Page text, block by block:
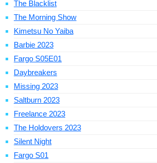
The Blacklist
The Morning Show
Kimetsu No Yaiba
Barbie 2023
Fargo S05E01
Daybreakers
Missing 2023
Saltburn 2023
Freelance 2023
The Holdovers 2023
Silent Night
Fargo S01